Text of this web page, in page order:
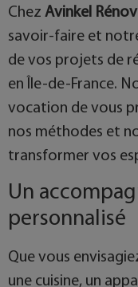
Chez Avinkel
savoir-faire et
de vos projets de
en Île-de-France.
vocation de vous
nos méthodes et
transformer vos
Un
personnalisé
Que vous
une cuisine, un